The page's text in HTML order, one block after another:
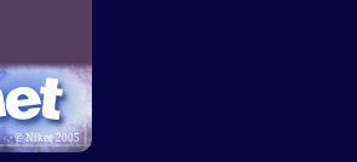
© Nikee 2005